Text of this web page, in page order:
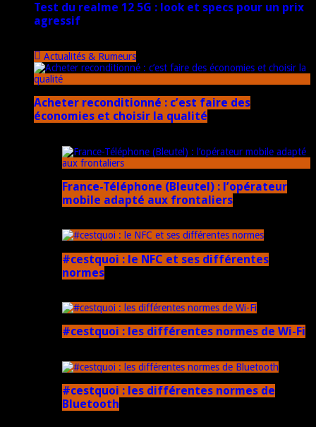
Test du realme 12 5G : look et specs pour un prix
agressif
Actualités & Rumeurs
Acheter reconditionné : c’est faire des
économies et choisir la qualité
France-Téléphone (Bleutel) : l’opérateur
mobile adapté aux frontaliers
#cestquoi : le NFC et ses différentes
normes
#cestquoi : les différentes normes de Wi-Fi
#cestquoi : les différentes normes de
Bluetooth